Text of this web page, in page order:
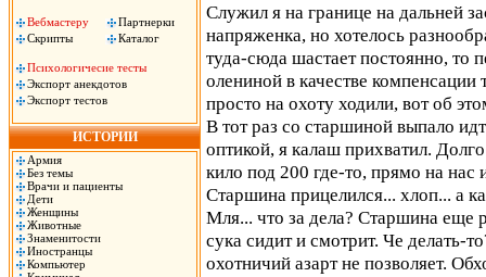
Вебмастеру
Партнерки
Скрипты
Каталог
Психологичесие тесты
Экспорт анекдотов
Экспорт тестов
ИСТОРИИ
Армия
Без темы
Врачи и пациенты
Дети
Женщины
Животные
Знаменитости
Иностранцы
Компьютер
Служил я на границе на дальней
напряженка, но хотелось
туда-сюда шастает постоянно, то
олениной в качестве
просто на охоту ходили, вот об
В тот раз со старшиной выпало
оптикой, я калаш прихватил.
кило под 200 где-то, прямо на нас
Старшина прицелился... хлоп... а
Мля... что за дела? Старшина еще
сука сидит и смотрит. Че делать-
охотничий азарт не позволяет.